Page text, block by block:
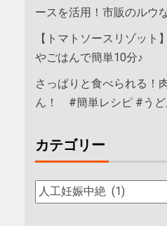
ースを活用！市販のルウ
【トマトソースリゾット
やごはんで簡単10分♪
さっぱりと食べられる！
ん！ #簡単レシピ #うど
カテゴリー